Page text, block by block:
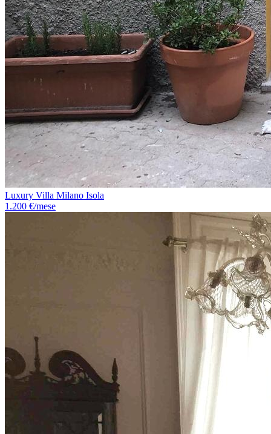
Luxury Villa Milano Isola
1.200 €/mese